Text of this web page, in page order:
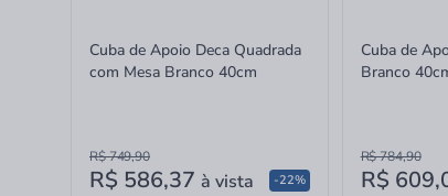
Cuba de Apoio Deca Quadrada
com Mesa Branco 40cm
R$ 749,90
R$ 586,37 à vista -22%
Cuba de
Branco
R$ 784,90
R$